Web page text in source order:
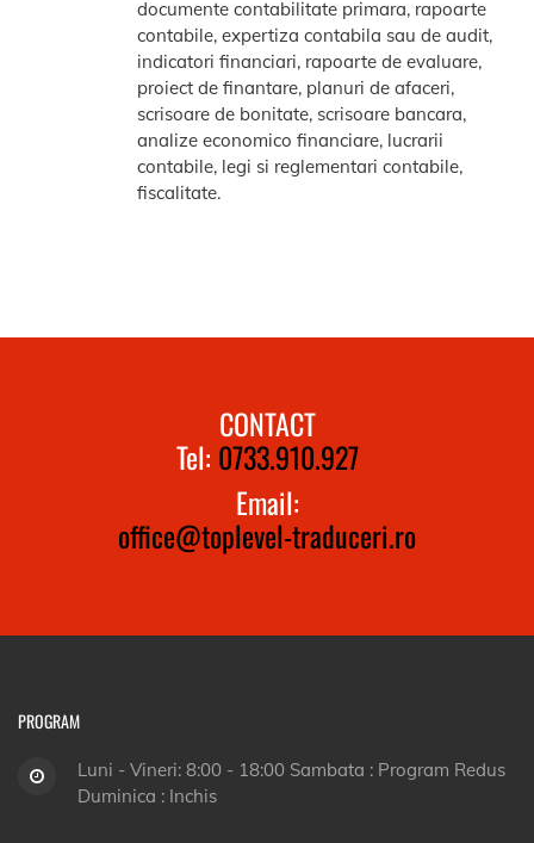
documente contabilitate primara, rapoarte
contabile, expertiza contabila sau de audit,
indicatori financiari, rapoarte de evaluare,
proiect de finantare, planuri de afaceri,
scrisoare de bonitate, scrisoare bancara,
analize economico financiare, lucrarii
contabile, legi si reglementari contabile,
fiscalitate.
CONTACT
Tel: 0733.910.927
Email:
office@toplevel-traduceri.ro
PROGRAM
Luni - Vineri: 8:00 - 18:00 Sambata : Program Redus
Duminica : Inchis